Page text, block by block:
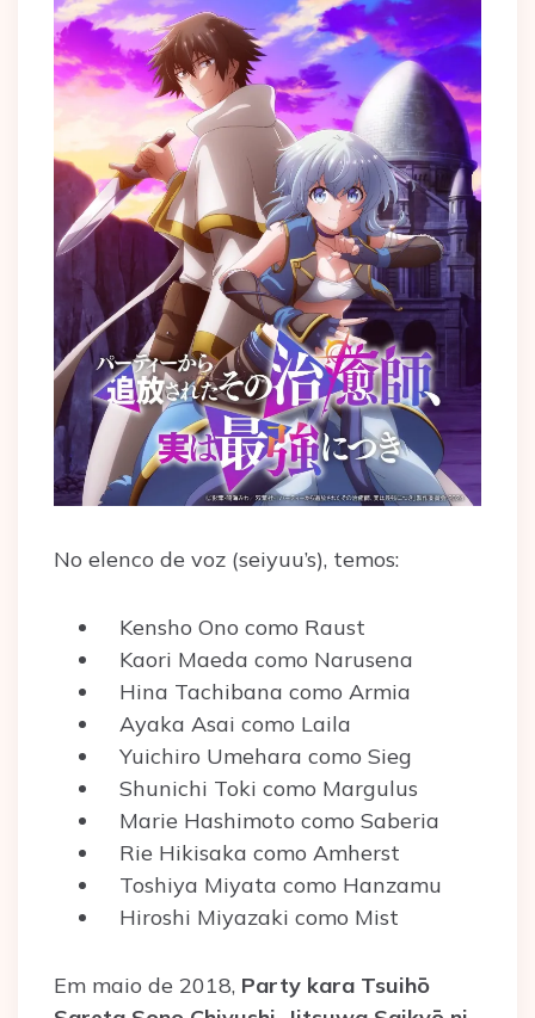
No elenco de voz (seiyuu’s), temos:
Kensho Ono como Raust
Kaori Maeda como Narusena
Hina Tachibana como Armia
Ayaka Asai como Laila
Yuichiro Umehara como Sieg
Shunichi Toki como Margulus
Marie Hashimoto como Saberia
Rie Hikisaka como Amherst
Toshiya Miyata como Hanzamu
Hiroshi Miyazaki como Mist
Em maio de 2018, Party kara Tsuihō